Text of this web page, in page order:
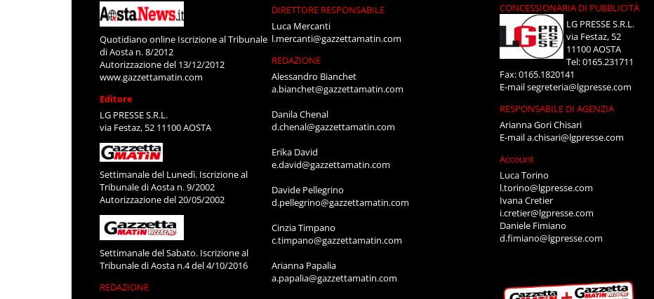
Quotidiano online Iscrizione al Tribunale
di Aosta n. 8/2012
Autorizzazione del 13/12/2012
www.gazzettamatin.com
Editore
LG PRESSE S.R.L.
via Festaz, 52 11100 AOSTA
Settimanale del Lunedì. Iscrizione al
Tribunale di Aosta n. 9/2002
Autorizzazione del 20/05/2002
Settimanale del Sabato. Iscrizione al
Tribunale di Aosta n.4 del 4/10/2016
REDAZIONE
DIRETTORE RESPONSABILE
Luca Mercanti
l.mercanti@gazzettamatin.com
REDAZIONE
Alessandro Bianchet
a.bianchet@gazzettamatin.com
Danila Chenal
d.chenal@gazzettamatin.com
Erika David
e.david@gazzettamatin.com
Davide Pellegrino
d.pellegrino@gazzettamatin.com
Cinzia Timpano
c.timpano@gazzettamatin.com
Arianna Papalia
a.papalia@gazzettamatin.com
CONCESSIONARIA DI PUBBLICITÀ
LG PRESSE S.R.L.
via Festaz, 52
11100 AOSTA
Tel: 0165.231711
Fax: 0165.1820141
E-mailsegreteria@lgpresse.com
RESPONSABILE DI AGENZIA
Arianna Gori Chisari
E-maila.chisari@lgpresse.com
Account
Luca Torino
l.torino@lgpresse.com
Ivana Cretier
i.cretier@lgpresse.com
Daniele Fimiano
d.fimiano@lgpresse.com